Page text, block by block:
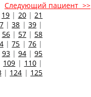
Следующий пациент >>
19 | 20|21
|38 | 39|
56| 57| 58
|75 | 76|
93| 94|95
109 | 110|
| 124 | 125